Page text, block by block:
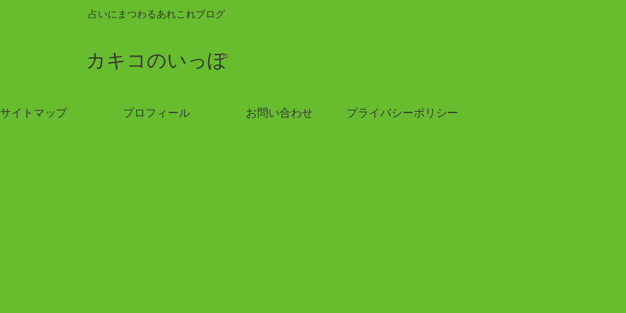
占いにまつわるあれこれブログ
カキコのいっぽ
サイトマップ プロフィール お問い合わせ プライバシーポリシー